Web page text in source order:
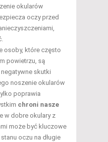
okularów
oczy przed
osoby, które często
powietrzu, są
skutki
noszenie okularów
poprawia
chroni nasze
w dobre okulary z
może być kluczowe
oczu na długie